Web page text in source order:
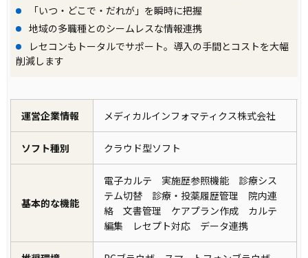
「いつ・どこで・だれが」を瞬時に把握
地域の多職種とのシームレスな情報連携
レセコンもトータルでサポート。導入の手間とコストを大幅
削減します
運営企業情報 メディカルインフォマティクス株式会社
ソフト種別 クラウド型ソフト
基本的な機能
電子カルテ 実施歴参照機能 診療シス
テム切替 診療・投薬履歴管理 院内連
絡 文書管理 ケアプラン作成 カルテ
編集 レセプト対応 データ連携